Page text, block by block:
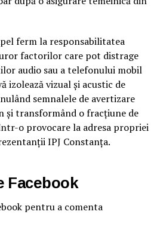
ferm la responsabilitatea
factorilor care pot distrage
audio sau a telefonului mobil
izolează vizual și acustic de
semnalele de avertizare
și transformând o fracțiune de
o provocare la adresa propriei
IPJ Constanța.
Facebook
pentru a comenta